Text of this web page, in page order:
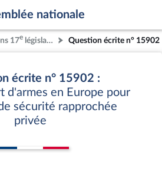
nationale
17e législature Question écrite n° 15902
écrite n° 15902 :
d'armes en Europe pour
sécurité rapprochée
privée